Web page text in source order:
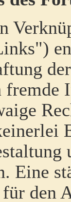
fremde
Eine
den